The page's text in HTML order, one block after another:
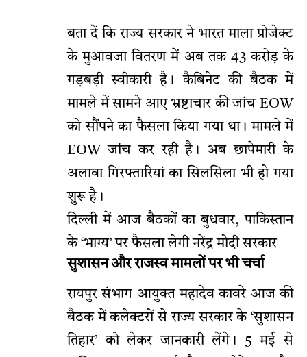
बता दें कि राज्य सरकार ने भारत माला प्रोजेक्ट
के मुआवजा वितरण में अब तक 43 करोड़ के
गड़बड़ी स्वीकारी है। कैबिनेट की बैठक में
मामले में सामने आए भ्रष्टाचार की जांच EOW
को सौंपने का फैसला किया गया था। मामले में
EOW जांच कर रही है। अब छापेमारी के
अलावा गिरफ्तारियां का सिलसिला भी हो गया
शुरू है।
दिल्ली में आज बैठकों का बुधवार, पाकिस्तान
के ‘भाग्य’ पर फैसला लेगी नरेंद्र मोदी सरकार
सुशासन और राजस्व मामलों पर भी चर्चा
रायपुर संभाग आयुक्त महादेव कावरे आज की
बैठक में कलेक्टरों से राज्य सरकार के ‘सुशासन
तिहार’ को लेकर जानकारी लेंगे। 5 मई से